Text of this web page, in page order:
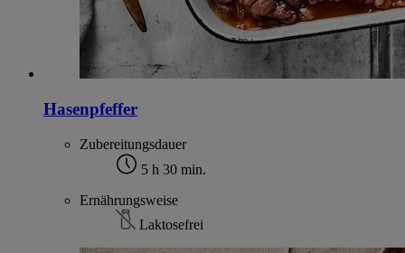
Hasenpfeffer
Zubereitungsdauer
5 h 30 min.
Ernährungsweise
Laktosefrei